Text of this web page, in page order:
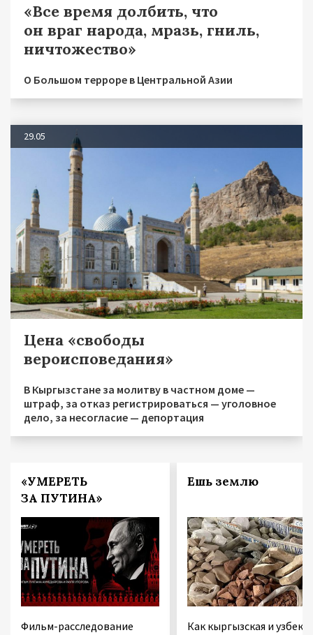
«Все время долбить, что
он враг народа, мразь, гниль,
ничтожество»
О Большом терроре в Центральной Азии
29.05
Цена «свободы
вероисповедания»
В Кыргызстане за молитву в частном доме —
штраф, за отказ регистрироваться — уголовное
дело, за несогласие — депортация
«УМЕРЕТЬ
ЗА ПУТИНА»
Фильм-расследование
Ешь землю
Как кыргызская и